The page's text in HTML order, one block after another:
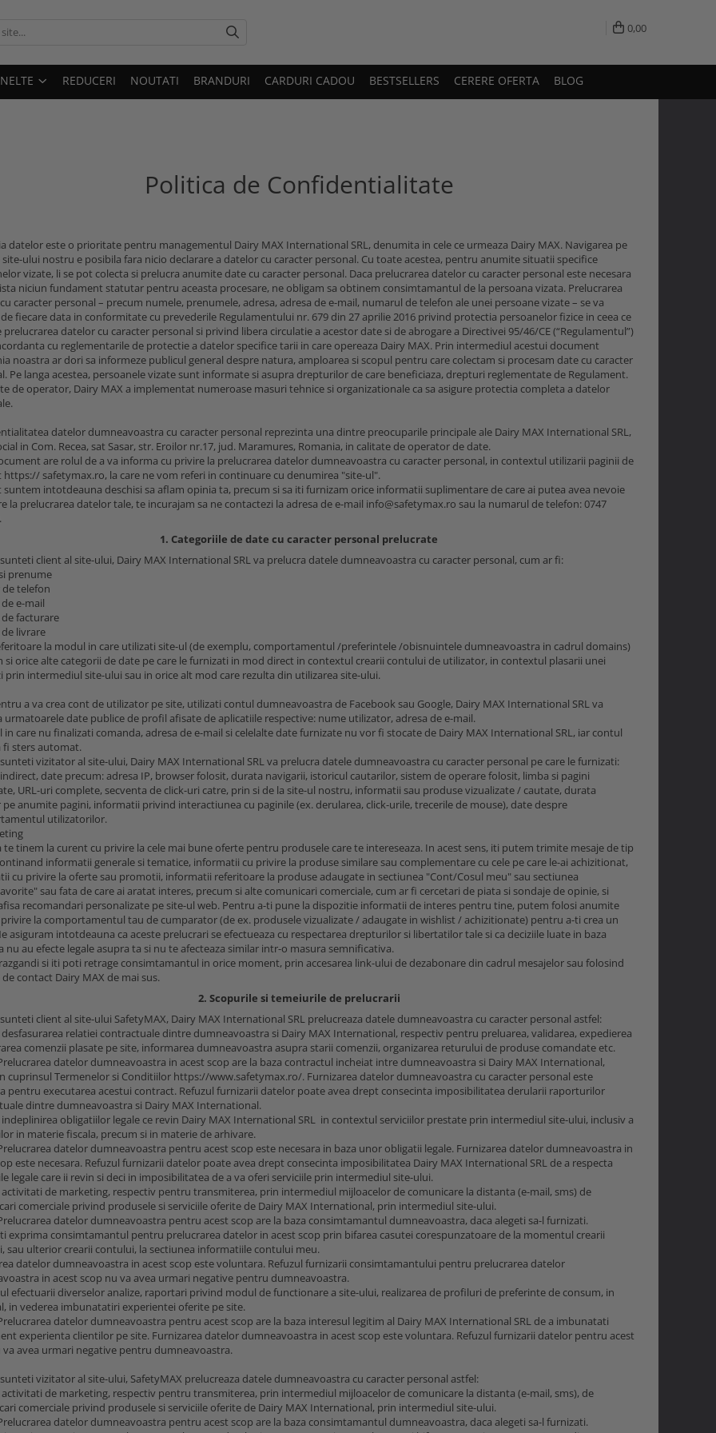
0,00
REDUCERI NOUTATI BRANDURI CARDURI CADOU BESTSELLERS CERERE OFERTA BLOG
Politica de Confidentialitate
datelor este o prioritate pentru managementul Dairy MAX International SRL, denumita in cele ce urmeaza Dairy MAX. Navigarea pe
site-ului nostru e posibila fara nicio declarare a datelor cu caracter personal. Cu toate acestea, pentru anumite situatii specifice
vizate, li se pot colecta si prelucra anumite date cu caracter personal. Daca prelucrarea datelor cu caracter personal este necesara
niciun fundament statutar pentru aceasta procesare, ne obligam sa obtinem consimtamantul de la persoana vizata. Prelucrarea
caracter personal – precum numele, prenumele, adresa, adresa de e-mail, numarul de telefon ale unei persoane vizate – se va
fiecare data in conformitate cu prevederile Regulamentului nr. 679 din 27 aprilie 2016 privind protectia persoanelor fizice in ceea ce
prelucrarea datelor cu caracter personal si privind libera circulatie a acestor date si de abrogare a Directivei 95/46/CE (“Regulamentul”)
cu reglementarile de protectie a datelor specifice tarii in care opereaza Dairy MAX. Prin intermediul acestui document
noastra ar dori sa informeze publicul general despre natura, amploarea si scopul pentru care colectam si procesam date cu caracter
Pe langa acestea, persoanele vizate sunt informate si asupra drepturilor de care beneficiaza, drepturi reglementate de Regulament.
de operator, Dairy MAX a implementat numeroase masuri tehnice si organizationale ca sa asigure protectia completa a datelor
datelor dumneavoastra cu caracter personal reprezinta una dintre preocuparile principale ale Dairy MAX International SRL,
in Com. Recea, sat Sasar, str. Eroilor nr.17, jud. Maramures, Romania, in calitate de operator de date.
are rolul de a va informa cu privire la prelucrarea datelor dumneavoastra cu caracter personal, in contextul utilizarii paginii de
safetymax.ro, la care ne vom referi in continuare cu denumirea "site-ul".
intotdeauna deschisi sa aflam opinia ta, precum si sa iti furnizam orice informatii suplimentare de care ai putea avea nevoie
la prelucrarea datelor tale, te incurajam sa ne contactezi la adresa de e-mail info@safetymax.ro sau la numarul de telefon: 0747
1. Categoriile de date cu caracter personal prelucrate
sunteti client al site-ului, Dairy MAX International SRL va prelucra datele dumneavoastra cu caracter personal, cum ar fi:
prenume
telefon
e-mail
facturare
livrare
la modul in care utilizati site-ul (de exemplu, comportamentul /preferintele /obisnuintele dumneavoastra in cadrul domains)
si orice alte categorii de date pe care le furnizati in mod direct in contextul crearii contului de utilizator, in contextul plasarii unei
prin intermediul site-ului sau in orice alt mod care rezulta din utilizarea site-ului.
a va crea cont de utilizator pe site, utilizati contul dumneavoastra de Facebook sau Google, Dairy MAX International SRL va
urmatoarele date publice de profil afisate de aplicatiile respective: nume utilizator, adresa de e-mail.
in care nu finalizati comanda, adresa de e-mail si celelalte date furnizate nu vor fi stocate de Dairy MAX International SRL, iar contul
fi sters automat.
sunteti vizitator al site-ului, Dairy MAX International SRL va prelucra datele dumneavoastra cu caracter personal pe care le furnizati:
date precum: adresa IP, browser folosit, durata navigarii, istoricul cautarilor, sistem de operare folosit, limba si pagini
URL-uri complete, secventa de click-uri catre, prin si de la site-ul nostru, informatii sau produse vizualizate / cautate, durata
anumite pagini, informatii privind interactiunea cu paginile (ex. derularea, click-urile, trecerile de mouse), date despre
utilizatorilor.
te tinem la curent cu privire la cele mai bune oferte pentru produsele care te intereseaza. In acest sens, iti putem trimite mesaje de tip
informatii generale si tematice, informatii cu privire la produse similare sau complementare cu cele pe care le-ai achizitionat,
cu privire la oferte sau promotii, informatii referitoare la produse adaugate in sectiunea "Cont/Cosul meu" sau sectiunea
sau fata de care ai aratat interes, precum si alte comunicari comerciale, cum ar fi cercetari de piata si sondaje de opinie, si
recomandari personalizate pe site-ul web. Pentru a-ti pune la dispozitie informatii de interes pentru tine, putem folosi anumite
la comportamentul tau de cumparator (de ex. produsele vizualizate / adaugate in wishlist / achizitionate) pentru a-ti crea un
asiguram intotdeauna ca aceste prelucrari se efectueaza cu respectarea drepturilor si libertatilor tale si ca deciziile luate in baza
nu au efecte legale asupra ta si nu te afecteaza similar intr-o masura semnificativa.
si iti poti retrage consimtamantul in orice moment, prin accesarea link-ului de dezabonare din cadrul mesajelor sau folosind
contact Dairy MAX de mai sus.
2. Scopurile si temeiurile de prelucrarii
sunteti client al site-ului SafetyMAX, Dairy MAX International SRL prelucreaza datele dumneavoastra cu caracter personal astfel:
relatiei contractuale dintre dumneavoastra si Dairy MAX International, respectiv pentru preluarea, validarea, expedierea
comenzii plasate pe site, informarea dumneavoastra asupra starii comenzii, organizarea returului de produse comandate etc.
datelor dumneavoastra in acest scop are la baza contractul incheiat intre dumneavoastra si Dairy MAX International,
cuprinsul Termenelor si Conditiilor https://www.safetymax.ro/. Furnizarea datelor dumneavoastra cu caracter personal este
pentru executarea acestui contract. Refuzul furnizarii datelor poate avea drept consecinta imposibilitatea derularii raporturilor
dintre dumneavoastra si Dairy MAX International.
obligatiilor legale ce revin Dairy MAX International SRL in contextul serviciilor prestate prin intermediul site-ului, inclusiv a
in materie fiscala, precum si in materie de arhivare.
datelor dumneavoastra pentru acest scop este necesara in baza unor obligatii legale. Furnizarea datelor dumneavoastra in
este necesara. Refuzul furnizarii datelor poate avea drept consecinta imposibilitatea Dairy MAX International SRL de a respecta
legale care ii revin si deci in imposibilitatea de a va oferi serviciile prin intermediul site-ului.
de marketing, respectiv pentru transmiterea, prin intermediul mijloacelor de comunicare la distanta (e-mail, sms) de
comerciale privind produsele si serviciile oferite de Dairy MAX International, prin intermediul site-ului.
datelor dumneavoastra pentru acest scop are la baza consimtamantul dumneavoastra, daca alegeti sa-l furnizati.
exprima consimtamantul pentru prelucrarea datelor in acest scop prin bifarea casutei corespunzatoare de la momentul crearii
sau ulterior crearii contului, la sectiunea informatiile contului meu.
datelor dumneavoastra in acest scop este voluntara. Refuzul furnizarii consimtamantului pentru prelucrarea datelor
in acest scop nu va avea urmari negative pentru dumneavoastra.
efectuarii diverselor analize, raportari privind modul de functionare a site-ului, realizarea de profiluri de preferinte de consum, in
in vederea imbunatatiri experientei oferite pe site.
datelor dumneavoastra pentru acest scop are la baza interesul legitim al Dairy MAX International SRL de a imbunatati
experienta clientilor pe site. Furnizarea datelor dumneavoastra in acest scop este voluntara. Refuzul furnizarii datelor pentru acest
va avea urmari negative pentru dumneavoastra.
sunteti vizitator al site-ului, SafetyMAX prelucreaza datele dumneavoastra cu caracter personal astfel:
de marketing, respectiv pentru transmiterea, prin intermediul mijloacelor de comunicare la distanta (e-mail, sms), de
comerciale privind produsele si serviciile oferite de Dairy MAX International, prin intermediul site-ului.
datelor dumneavoastra pentru acest scop are la baza consimtamantul dumneavoastra, daca alegeti sa-l furnizati.